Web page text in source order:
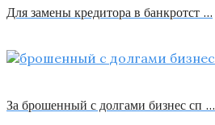
Для замены кредитора в банкротст …
За брошенный с долгами бизнес сп …